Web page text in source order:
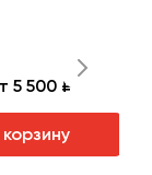
5 500 ₽
корзину